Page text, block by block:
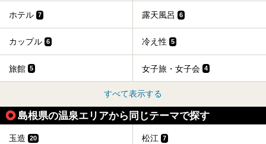
ホテル 7 露天風呂 6
カップル 6 冷え性 5
旅館 5 女子旅・女子会 4
すべて表示する
島根県の温泉エリアから同じテーマで探す
玉造 20 松江 7